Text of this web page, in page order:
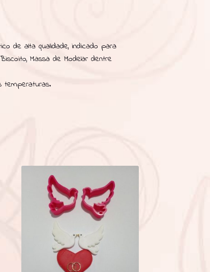
de alta qualidade, indicado para
Massa de Modelar dentre
temperaturas.